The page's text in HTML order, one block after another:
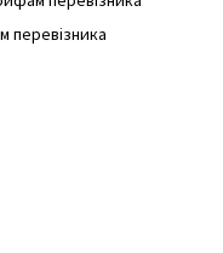
перевізника